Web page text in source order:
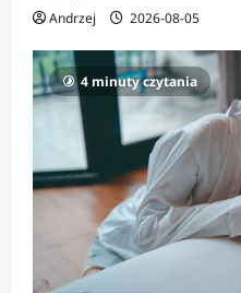
Andrzej 2026-08-05
4 minuty czytania